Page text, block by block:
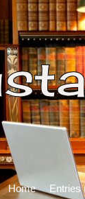
Home Entries